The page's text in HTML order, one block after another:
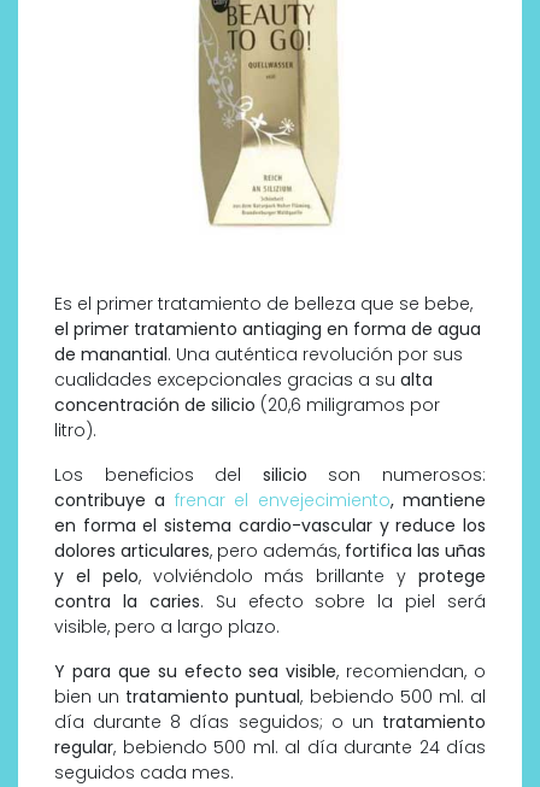
Es el primer tratamiento de belleza que se bebe,
el primer tratamiento antiaging en forma de agua
de manantial. Una auténtica revolución por sus
cualidades excepcionales gracias a su alta
concentración de silicio (20,6 miligramos por
litro).
Los beneficios del silicio son numerosos:
contribuye a frenar el envejecimiento,mantiene
en forma el sistema cardio-vascular y reduce los
dolores articulares, pero además, fortifica las uñas
y el pelo, volviéndolo más brillante yprotege
contra la caries. Su efecto sobre la piel será
visible, pero a largo plazo.
Y para que su efecto sea visible, recomiendan, o
bien un tratamiento puntual, bebiendo 500 ml. al
día durante 8 días seguidos; o un tratamiento
regular, bebiendo 500 ml. al día durante 24 días
seguidos cada mes.